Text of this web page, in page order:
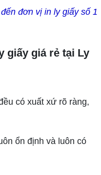
đơn vị in ly giấy số 1
giấy giá rẻ tại Ly
có xuất xứ rõ ràng,
ổn định và luôn có